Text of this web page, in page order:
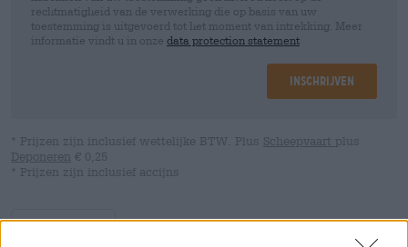
rechtmatigheid van de verwerking die op basis van uw
toestemming is uitgevoerd tot het moment van intrekking. Meer
informatie vindt u in onze data protection statement
Inschrijven
* Prijzen zijn inclusief wettelijke BTW. Plus Scheepvaart plus
Deponeren € 0,25
* Prijzen zijn inclusief accijns
Omschrijving Info Beoordelingen(0)